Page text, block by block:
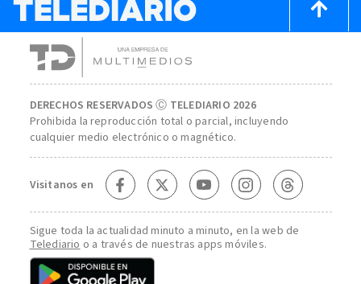
DERECHOS RESERVADOS Ⓒ TELEDIARIO 2026
Prohibida la reproducción total o parcial, incluyendo
cualquier medio electrónico o magnético.
Visitanos en
Sigue toda la actualidad minuto a minuto, en la web de
Telediarioo a través de nuestras apps móviles.